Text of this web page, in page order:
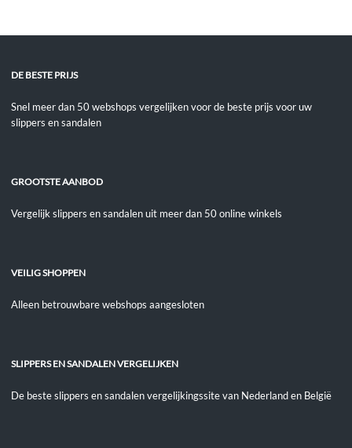
DE BESTE PRIJS
Snel meer dan 50 webshops vergelijken voor de beste prijs voor uw
slippers en sandalen
GROOTSTE AANBOD
Vergelijk slippers en sandalen uit meer dan 50 online winkels
VEILIG SHOPPEN
Alleen betrouwbare webshops aangesloten
SLIPPERS EN SANDALEN VERGELIJKEN
De beste slippers en sandalen vergelijkingssite van Nederland en België